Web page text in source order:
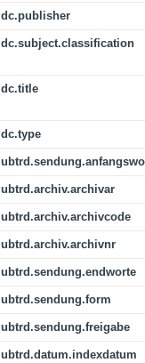
dc.publisher
dc.subject.classification
dc.title
dc.type
ubtrd.archiv.archivar
ubtrd.archiv.archivcode
ubtrd.archiv.archivnr
ubtrd.sendung.endworte
ubtrd.sendung.form
ubtrd.sendung.freigabe
ubtrd.datum.indexdatum